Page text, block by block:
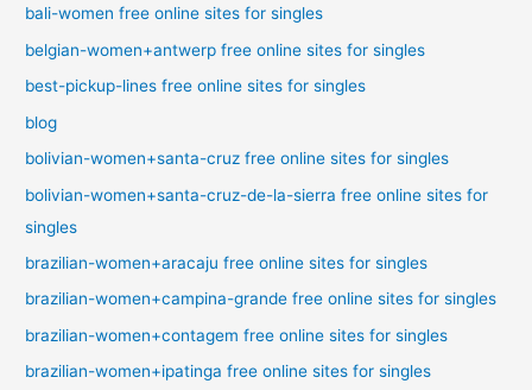
bali-women free online sites for singles
belgian-women+antwerp free online sites for singles
best-pickup-lines free online sites for singles
blog
bolivian-women+santa-cruz free online sites for singles
bolivian-women+santa-cruz-de-la-sierra free online sites for
singles
brazilian-women+aracaju free online sites for singles
brazilian-women+campina-grande free online sites for singles
brazilian-women+contagem free online sites for singles
brazilian-women+ipatinga free online sites for singles